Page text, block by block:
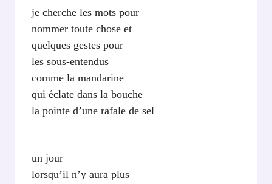
je cherche les mots pour
nommer toute chose et
quelques gestes pour
les sous-entendus
comme la mandarine
qui éclate dans la bouche
la pointe d’une rafale de sel
un jour
lorsqu’il n’y aura plus